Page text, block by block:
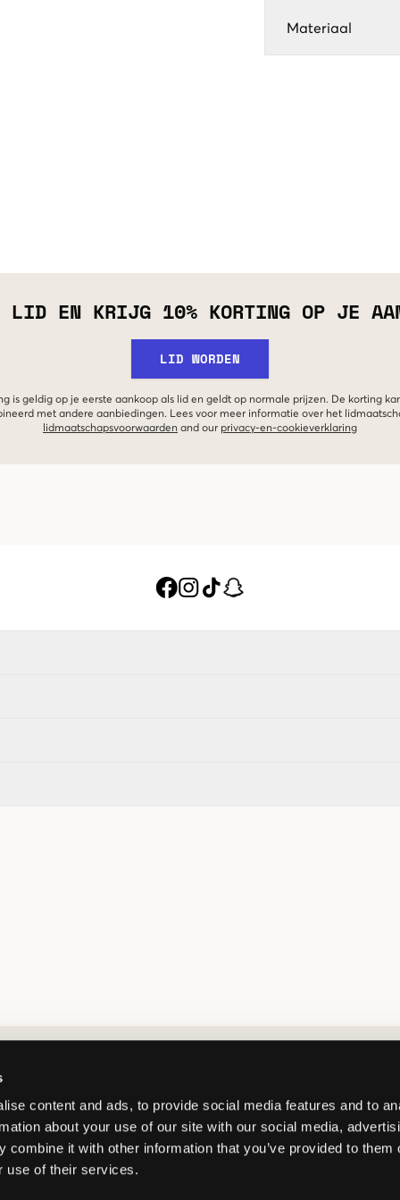
content and ads, to provide social media features and to
about your use of our site with our social media,
combine it with other information that you’ve provided to them
use of their services.
Materiaal
LID EN KRIJG 10% KORTING OP JE
LID WORDEN
is geldig op je eerste aankoop als lid en geldt op normale prijzen. De korting
met andere aanbiedingen. Lees voor meer informatie over het
lidmaatschapsvoorwaarden and our privacy-en-cookieverklaring